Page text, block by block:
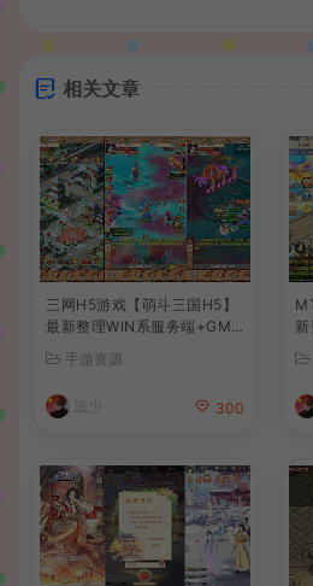
相关文章
三网H5游戏【萌斗三国H5】
最新整理WIN系服务端+GM
后台+详细搭建教程
手游资源
波少 300